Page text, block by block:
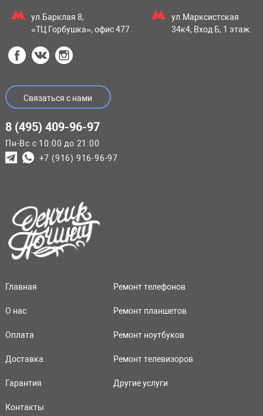
ул.Барклая 8,
«ТЦ Горбушка», офис 477.
ул.Марксистская
34к4, Вход Б, 1 этаж.
Связаться с нами
8 (495) 409-96-97
Пн-Вс с 10:00 до 21:00
+7 (916) 916-96-97
Главная
О нас
Оплата
Доставка
Гарантия
Контакты
Ремонт телефонов
Ремонт планшетов
Ремонт ноутбуков
Ремонт телевизоров
Другие услуги